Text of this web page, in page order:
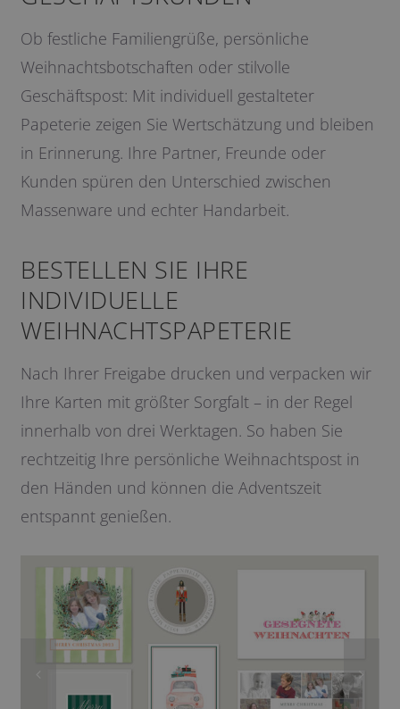
Ob festliche Familiengrüße, persönliche
Weihnachtsbotschaften oder stilvolle
Geschäftspost: Mit individuell gestalteter
Papeterie zeigen Sie Wertschätzung und bleiben
in Erinnerung. Ihre Partner, Freunde oder
Kunden spüren den Unterschied zwischen
Massenware und echter Handarbeit.
BESTELLEN SIE IHRE
INDIVIDUELLE
WEIHNACHTSPAPETERIE
Nach Ihrer Freigabe drucken und verpacken wir
Ihre Karten mit größter Sorgfalt – in der Regel
innerhalb von drei Werktagen. So haben Sie
rechtzeitig Ihre persönliche Weihnachtspost in
den Händen und können die Adventszeit
entspannt genießen.